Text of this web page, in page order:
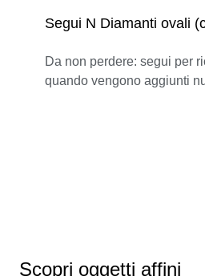
Segui N Diamanti ovali
Da non perdere: segui per
quando vengono aggiunti
Scopri oggetti affini